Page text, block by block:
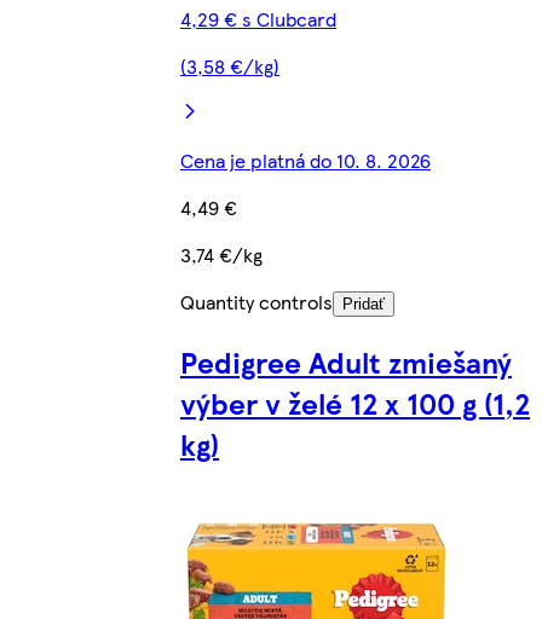
4,29 € s Clubcard
(3,58 €/kg)
Cena je platná do 10. 8. 2026
4,49 €
3,74 €/kg
Quantity controls
Pridať
Pedigree Adult zmiešaný
výber v želé 12 x 100 g (1,2
kg)